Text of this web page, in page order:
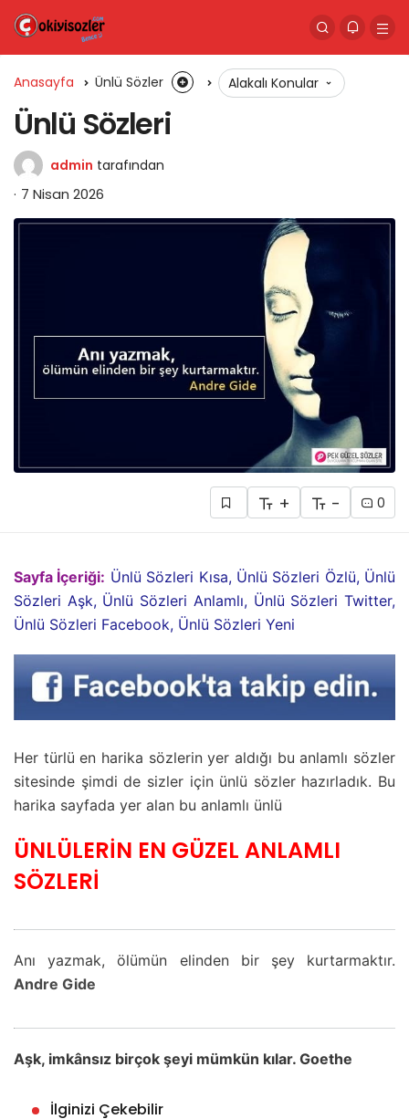
Anasayfa Ünlü Sözler Alakalı Konular
Ünlü Sözleri
admin tarafından
7 Nisan 2026
+ - 0
Sayfa İçeriği: Ünlü Sözleri Kısa, Ünlü Sözleri Özlü, Ünlü
Sözleri Aşk, Ünlü Sözleri Anlamlı, Ünlü Sözleri Twitter,
Ünlü Sözleri Facebook, Ünlü Sözleri Yeni
Her türlü en harika sözlerin yer aldığı bu anlamlı sözler
sitesinde şimdi de sizler için ünlü sözler hazırladık. Bu
harika sayfada yer alan bu anlamlı ünlü
ÜNLÜLERİN EN GÜZEL ANLAMLI
SÖZLERİ
Anı yazmak, ölümün elinden bir şey kurtarmaktır.
Andre Gide
Aşk, imkânsız birçok şeyi mümkün kılar. Goethe
İlginizi Çekebilir